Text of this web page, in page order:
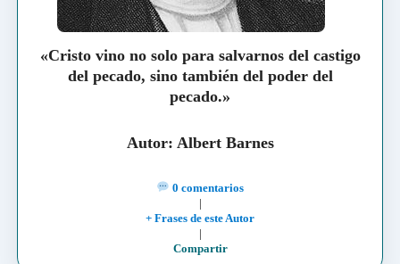
«Cristo vino no solo para salvarnos del castigo
del pecado, sino también del poder del
pecado.»
Autor: Albert Barnes
0 comentarios
|
+ Frases de este Autor
|
Compartir